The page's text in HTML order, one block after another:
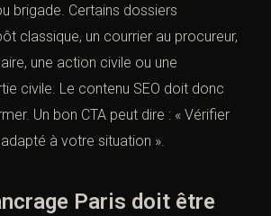
brigade. Certains dossiers
classique, un courrier au procureur,
une action civile ou une
civile. Le contenu SEO doit donc
Un bon CTA peut dire : « Vérifier
à votre situation ».
Paris doit être